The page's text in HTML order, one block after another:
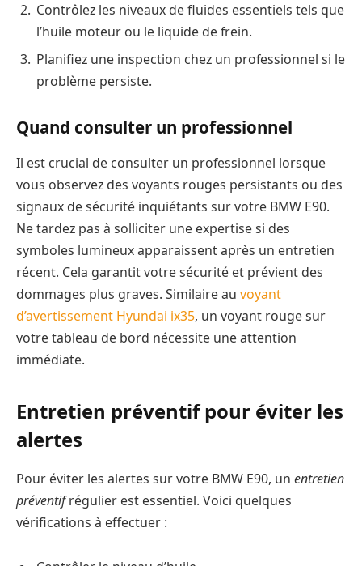
Contrôlez les niveaux de fluides essentiels tels que
l’huile moteur ou le liquide de frein.
Planifiez une inspection chez un professionnel si le
problème persiste.
Quand consulter un professionnel
Il est crucial de consulter un professionnel lorsque
vous observez des voyants rouges persistants ou des
signaux de sécurité inquiétants sur votre BMW E90.
Ne tardez pas à solliciter une expertise si des
symboles lumineux apparaissent après un entretien
récent. Cela garantit votre sécurité et prévient des
dommages plus graves. Similaire au voyant
d’avertissement Hyundai ix35, un voyant rouge sur
votre tableau de bord nécessite une attention
immédiate.
Entretien préventif pour éviter les
alertes
Pour éviter les alertes sur votre BMW E90, un entretien
préventifrégulier est essentiel. Voici quelques
vérifications à effectuer :